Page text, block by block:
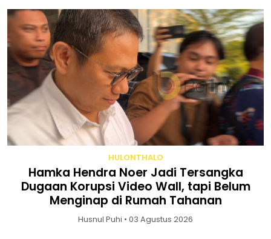
HULONTHALO
Hamka Hendra Noer Jadi Tersangka
Dugaan Korupsi Video Wall, tapi Belum
Menginap di Rumah Tahanan
Husnul Puhi • 03 Agustus 2026